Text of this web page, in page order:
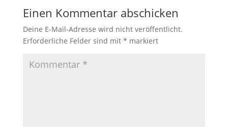
Einen Kommentar abschicken
Deine E-Mail-Adresse wird nicht veröffentlicht.
Erforderliche Felder sind mit * markiert